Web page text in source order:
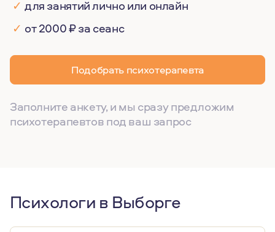
✓ для занятий лично или онлайн
✓ от 2000 ₽ за сеанс
Подобрать психотерапевта
Заполните анкету, и мы сразу предложим
психотерапевтов под ваш запрос
Психологи в Выборге